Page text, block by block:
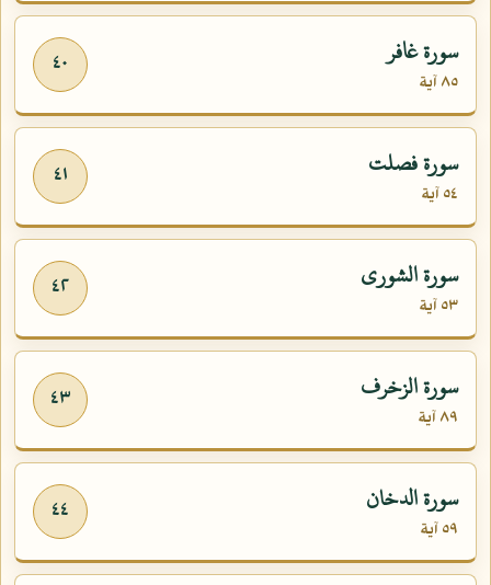
٤٠ سورة غافر
٨٥ آية
٤١ سورة فصلت
٥٤ آية
٤٢ سورة الشورى
٥٣ آية
٤٣ سورة الزخرف
٨٩ آية
٤٤ سورة الدخان
٥٩ آية